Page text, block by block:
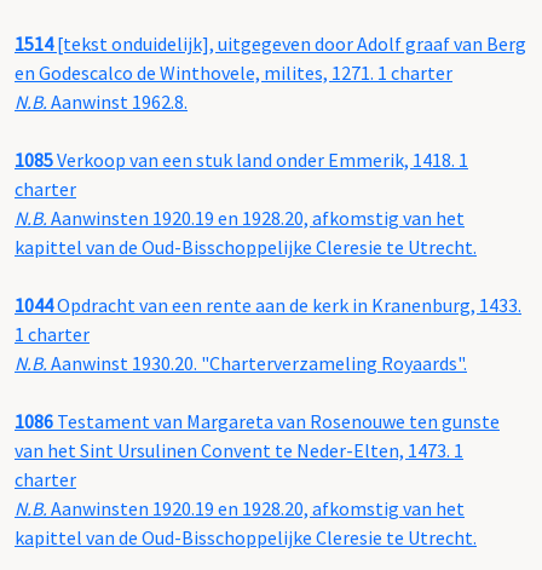
1514[tekst onduidelijk], uitgegeven door Adolf graaf van Berg
en Godescalco de Winthovele, milites, 1271. 1 charter
N.B. Aanwinst 1962.8.
1085Verkoop van een stuk land onder Emmerik, 1418. 1
charter
N.B. Aanwinsten 1920.19 en 1928.20, afkomstig van het
kapittel van de Oud-Bisschoppelijke Cleresie te Utrecht.
1044Opdracht van een rente aan de kerk in Kranenburg, 1433.
1 charter
N.B. Aanwinst 1930.20. "Charterverzameling Royaards".
1086 Testament van Margareta van Rosenouwe ten gunste
van het Sint Ursulinen Convent te Neder-Elten, 1473. 1
charter
N.B. Aanwinsten 1920.19 en 1928.20, afkomstig van het
kapittel van de Oud-Bisschoppelijke Cleresie te Utrecht.